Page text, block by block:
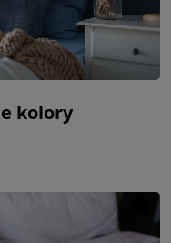
kolory